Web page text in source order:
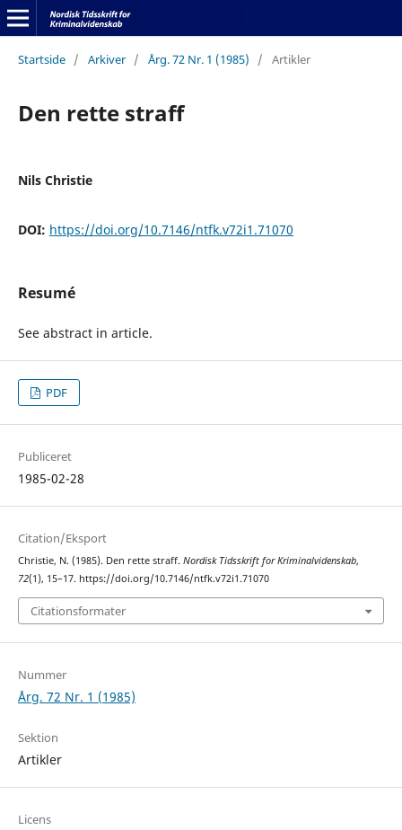
Startside / Arkiver / Årg. 72 Nr. 1 (1985) / Artikler
Den rette straff
Nils Christie
DOI: https://doi.org/10.7146/ntfk.v72i1.71070
Resumé
See abstract in article.
PDF
Publiceret
1985-02-28
Citation/Eksport
Christie, N. (1985). Den rette straff. Nordisk Tidsskrift for Kriminalvidenskab,
72(1), 15–17. https://doi.org/10.7146/ntfk.v72i1.71070
Citationsformater
Nummer
Årg. 72 Nr. 1 (1985)
Sektion
Artikler
Licens